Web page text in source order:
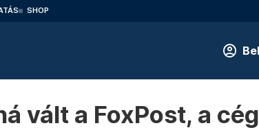
SHOP
vált a FoxPost, a cég